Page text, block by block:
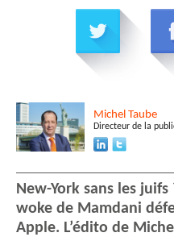
Michel Taube
Directeur de la
New-York sans les
woke de Mamdani
Apple. L’édito de